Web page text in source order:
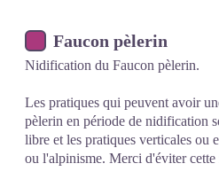
Faucon pèlerin
Nidification du Faucon pèlerin.
Les pratiques qui peuvent avoir
pèlerin en période de nidification
libre et les pratiques verticales ou
ou l'alpinisme. Merci d'éviter cette